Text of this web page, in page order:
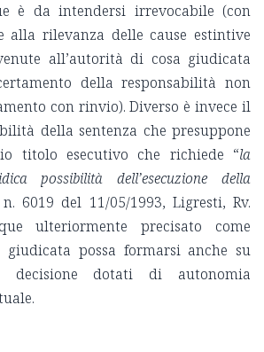
è da intendersi irrevocabile (con
alla rilevanza delle cause estintive
all’autorità di cosa giudicata
della responsabilità non
con rinvio). Diverso è invece il
della sentenza che presuppone
titolo esecutivo che richiede “la
possibilità dell’esecuzione della
n. 6019 del 11/05/1993, Ligresti, Rv.
ulteriormente precisato come
giudicata possa formarsi anche su
decisione dotati di autonomia